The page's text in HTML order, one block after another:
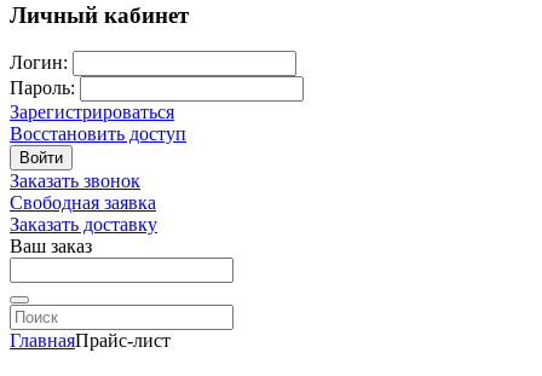
Личный кабинет
Логин:
Пароль:
Зарегистрироваться
Восстановить доступ
Войти
Заказать звонок
Свободная заявка
Заказать доставку
Ваш заказ
ГлавнаяПрайс-лист